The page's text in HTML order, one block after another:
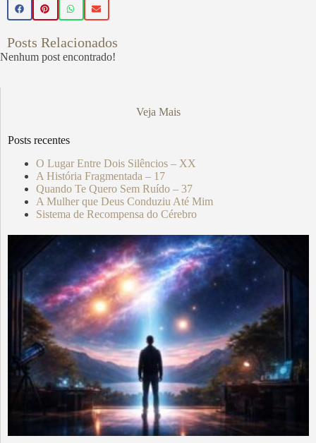
Posts Relacionados
Nenhum post encontrado!
Veja Mais
Posts recentes
O Lugar Entre Dois Silêncios – XX
A História Fragmentada – 17
Quando Te Quero Sem Ruído – 37
A Mulher que Deus Conduziu Até Mim
Sistema de Recompensa do Cérebro